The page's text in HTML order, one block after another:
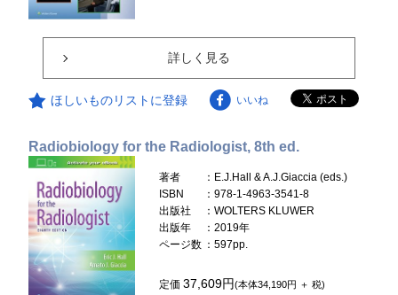
詳しく見る
ほしいものリストに登録 いいね
Radiobiology for the Radiologist, 8th ed.
著者
：E.J.Hall & A.J.Giaccia (eds.)
ISBN
：978-1-4963-3541-8
出版社
：WOLTERS KLUWER
出版年
：2019年
ページ数 ：597pp.
定価37,609円(本体34,190円 ＋ 税)